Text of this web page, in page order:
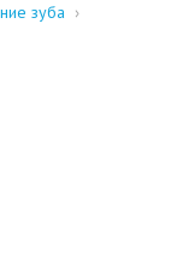
зуба ›